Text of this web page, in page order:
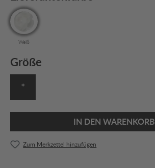
Weiß
Größe
*
IN DEN WARENKORB
Zum Merkzettel hinzufügen